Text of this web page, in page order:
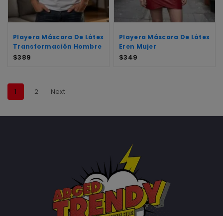
Playera Máscara De Látex
Transformación Hombre
$389
Playera Máscara De Látex
Eren Mujer
$349
1 2 Next